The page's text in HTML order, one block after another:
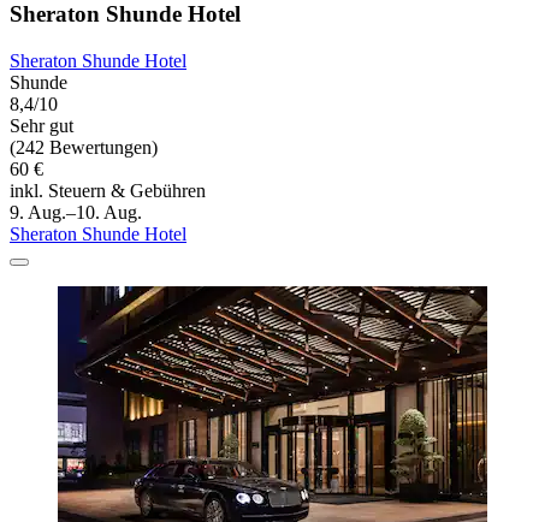
Sheraton Shunde Hotel
Sheraton Shunde Hotel
Shunde
8,4/10
Sehr gut
(242 Bewertungen)
60 €
inkl. Steuern & Gebühren
9. Aug.–10. Aug.
Sheraton Shunde Hotel